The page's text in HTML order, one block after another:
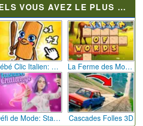
VOUS AVEZ LE PLUS JOUÉ
Bébé Clic Italien: La Folie des Petits Bambins La Ferme des Mots - Cultivez votre Vocabulaire
Défi de Mode: Star du Podium Cascades Folles 3D